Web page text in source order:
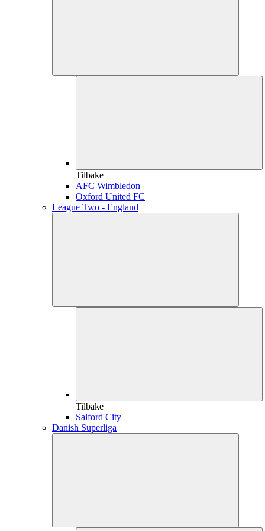
Tilbake
AFC Wimbledon
Oxford United FC
League Two - England
Tilbake
Salford City
Danish Superliga